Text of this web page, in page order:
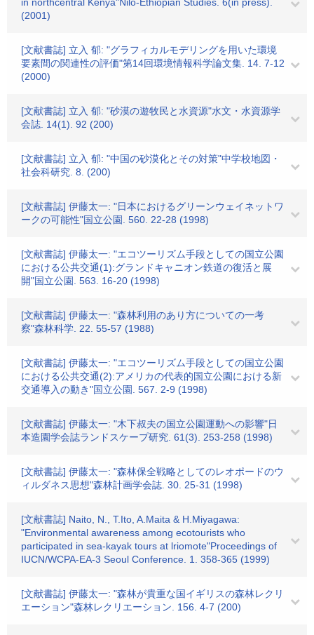
(2001)
[文献書誌] 立入 郁: "グラフィカルモデリングを用いた環境
要素間の関連性の評価"第14回環境情報科学論文集. 14. 7-12
(2000)
[文献書誌] 立入 郁: "砂漠の遊牧民と水資源"水文・水資源学
会誌. 14(1). 92 (200)
[文献書誌] 立入 郁: "中国の砂漠化とその対策"中学校地図・
社会科研究. 8. (200)
[文献書誌] 伊藤太一: "日本におけるグリーンウェイネットワ
ークの可能性"国立公園. 560. 22-28 (1998)
[文献書誌] 伊藤太一: "エコツーリズム手段としての国立公園
における公共交通(1):グランドキャニオン鉄道の復活と展
開"国立公園. 563. 16-20 (1998)
[文献書誌] 伊藤太一: "森林利用のあり方についての一考
察"森林科学. 22. 55-57 (1988)
[文献書誌] 伊藤太一: "エコツーリズム手段としての国立公園
における公共交通(2):アメリカの代表的国立公園における新
交通導入の動き"国立公園. 567. 2-9 (1998)
[文献書誌] 伊藤太一: "木下叔夫の国立公園運動への影響"日
本造園学会誌ランドスケープ研究. 61(3). 253-258 (1998)
[文献書誌] 伊藤太一: "森林保全戦略としてのレオポードのウ
ィルダネス思想"森林計画学会誌. 30. 25-31 (1998)
[文献書誌] Naito, N., T.Ito, A.Maita & H.Miyagawa:
"Environmental awareness among ecotourists who
participated in sea-kayak tours at lriomote"Proceedings of
IUCN/WCPA-EA-3 Seoul Conference. 1. 358-365 (1999)
[文献書誌] 伊藤太一: "森林が貴重な国イギリスの森林レクリ
エーション"森林レクリエーション. 156. 4-7 (200)